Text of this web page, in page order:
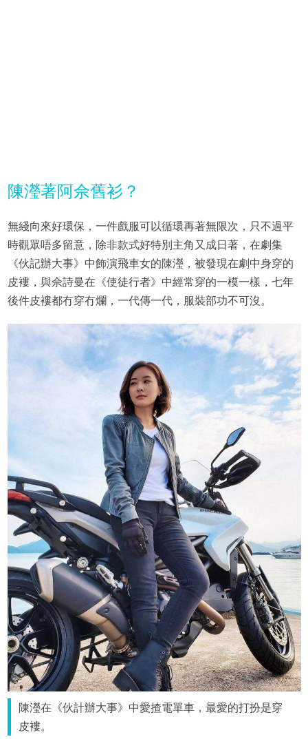
陳瀅著阿佘舊衫？
無綫向來好環保，一件戲服可以循環再著無限次，只不過平
時觀眾唔多留意，除非款式好特別主角又成日著，在劇集
《伙記辦大事》中飾演飛車女的陳瀅，被發現在劇中身穿的
皮褸，與佘詩曼在《使徒行者》中經常穿的一模一樣，七年
後件皮褸都冇穿冇爛，一代傳一代，服裝部功不可沒。
陳瀅在《伙計辦大事》中愛揸電單車，最愛的打扮是穿
皮褸。